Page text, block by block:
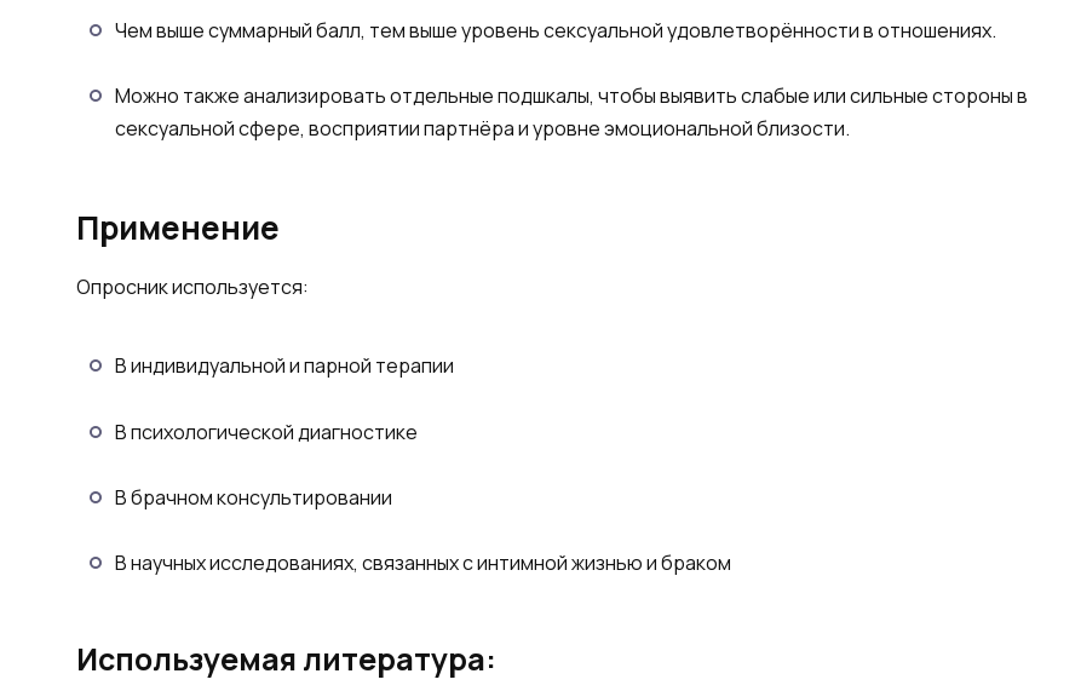
Чем выше суммарный балл, тем выше уровень сексуальной удовлетворённости в отношениях.
Можно также анализировать отдельные подшкалы, чтобы выявить слабые или сильные стороны в
сексуальной сфере, восприятии партнёра и уровне эмоциональной близости.
Применение
Опросник используется:
В индивидуальной и парной терапии
В психологической диагностике
В брачном консультировании
В научных исследованиях, связанных с интимной жизнью и браком
Используемая литература: